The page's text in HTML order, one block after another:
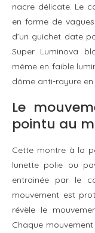
nacre délicate. Le
en forme de
d’un guichet date
Super Luminova
même en faible
dôme anti-rayure
Le
pointu au
Cette montre à la
lunette polie ou
entrainée par le
mouvement est
révèle le
Chaque